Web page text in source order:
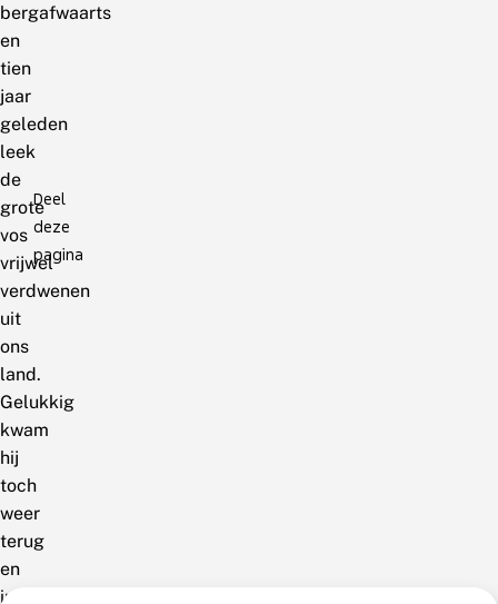
bergafwaarts
en
tien
jaar
geleden
leek
de
grote
vos
vrijwel
verdwenen
uit
ons
land.
Gelukkig
kwam
hij
toch
weer
terug
en
in
Deel
deze
pagina